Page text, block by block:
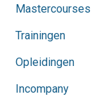
Mastercourses
Trainingen
Opleidingen
Incompany